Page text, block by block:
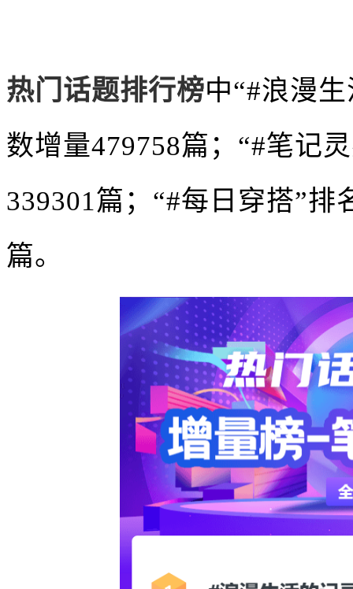
热门话题排行榜中“#浪漫
数增量479758篇；“#笔记
339301篇；“#每日穿搭”
篇。